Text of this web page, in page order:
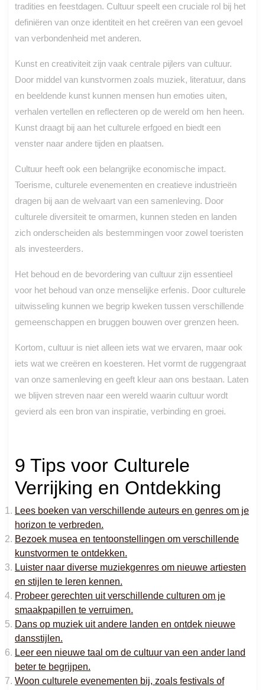
tradities en feestdagen. Cultuur speelt een cruciale rol bij het
definiëren van onze identiteit en het creëren van een gevoel
van verbondenheid met anderen.
Kunst en creativiteit zijn vaak centrale pijlers van cultuur.
Door middel van kunstvormen zoals muziek, literatuur, dans
en beeldende kunst kunnen mensen hun emoties uiten,
verhalen vertellen en reflecteren op de wereld om hen heen.
Kunst draagt bij aan het culturele erfgoed en biedt een
venster naar andere tijden en plaatsen.
Cultuur heeft ook een belangrijke economische impact.
Toerisme, culturele evenementen en creatieve industrieën
dragen bij aan de welvaart van een samenleving. Door
culturele diversiteit te omarmen, kunnen steden en landen
zich onderscheiden als bestemmingen voor zowel toeristen
als investeerders.
Het behoud en de bevordering van cultuur zijn essentieel
voor het behoud van onze menselijke erfenis. Door culturele
uitwisseling kunnen we begrip kweken tussen verschillende
gemeenschappen en bruggen bouwen over grenzen heen.
Kortom, cultuur is niet alleen iets wat we ervaren, maar ook
iets wat we creëren en koesteren. Het vormt de ruggengraat
van onze samenleving en geeft kleur aan ons bestaan. Laten
we blijven streven naar een wereld waarin cultuur wordt
gevierd als een bron van inspiratie, verbinding en groei.
9 Tips voor Culturele
Verrijking en Ontdekking
Lees boeken van verschillende auteurs en genres om je
horizon te verbreden.
Bezoek musea en tentoonstellingen om verschillende
kunstvormen te ontdekken.
Luister naar diverse muziekgenres om nieuwe artiesten
en stijlen te leren kennen.
Probeer gerechten uit verschillende culturen om je
smaakpapillen te verruimen.
Dans op muziek uit andere landen en ontdek nieuwe
dansstijlen.
Leer een nieuwe taal om de cultuur van een ander land
beter te begrijpen.
Woon culturele evenementen bij, zoals festivals of